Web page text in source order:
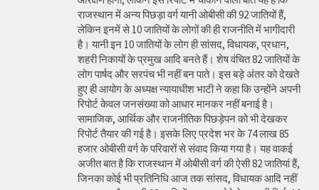
राजस्थान में अन्य पिछड़ा वर्ग यानी ओबीसी की 92 जातियों हैं,
लेकिन इनमें से 10 जातियों के लोगों की ही राजनीति में भागीदारी
है। यानी इन 10 जातियों के लोग ही सांसद, विधायक, प्रधान,
शहरी निकायों के प्रमुख आदि बनते हैं। शेष वंचित 82 जातियों के
लोग पार्षद और सरपंच भी नहीं बन पाते। इस बड़े अंतर को देखते
हुए ही आयोग के अध्यक्ष न्यायाधीश भाटी ने कहा कि उन्होंने अपनी
रिपोर्ट केवल जनसंख्या को आधार मानकर नहीं बनाई है।
सामाजिक, आर्थिक और राजनीतिक पिछड़ेपन को भी देखकर
रिपोर्ट तैयार की गई है। इसके लिए प्रदेश भर के 74 लाख 85
हजार ओबीसी वर्ग के परिवारों से संवाद किया गया है। यह वाकई
अजीत बात है कि राजस्थान में ओबीसी वर्ग की ऐसी 82 जातियां हैं,
जिनका कोई भी प्रतिनिधि आज तक सांसद, विधायक आदि नहीं